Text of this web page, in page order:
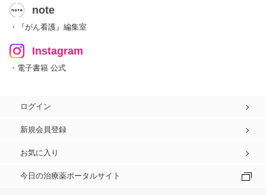
note
・『がん看護』編集室
Instagram
・電子書籍 公式
ログイン
新規会員登録
お気に入り
今日の治療薬ポータルサイト